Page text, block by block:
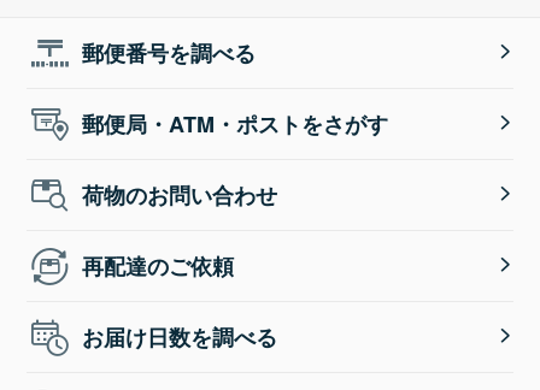
郵便番号を調べる
郵便局・ATM・ポストをさがす
荷物のお問い合わせ
再配達のご依頼
お届け日数を調べる